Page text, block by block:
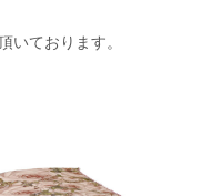
ております。